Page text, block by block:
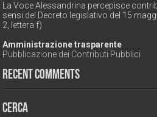
La Voce Alessandrina percepisce
sensi del Decreto legislativo del 15
2, lettera f)
Amministrazione trasparente
Pubblicazione dei Contributi Pubblici
Recent Comments
Cerca